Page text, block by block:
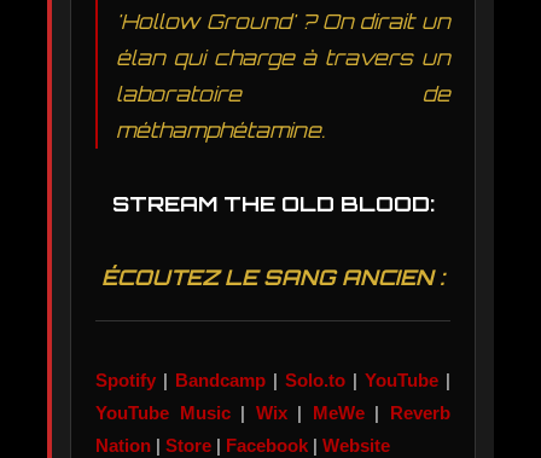
'Hollow Ground' ? On dirait un
élan qui charge à travers un
laboratoire de
méthamphétamine.
STREAM THE OLD BLOOD:
ÉCOUTEZ LE SANG ANCIEN :
Spotify | Bandcamp | Solo.to | YouTube |
YouTube Music| Wix| MeWe| Reverb
Nation | Store | Facebook | Website